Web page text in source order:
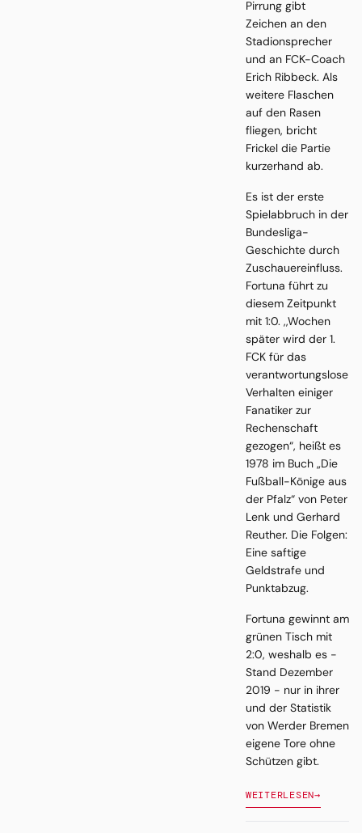
Pirrung gibt
Zeichen an den
Stadionsprecher
und an FCK-Coach
Erich Ribbeck. Als
weitere Flaschen
auf den Rasen
fliegen, bricht
Frickel die Partie
kurzerhand ab.
Es ist der erste
Spielabbruch in der
Bundesliga-
Geschichte durch
Zuschauereinfluss.
Fortuna führt zu
diesem Zeitpunkt
mit 1:0. ,,Wochen
später wird der 1.
FCK für das
verantwortungslose
Verhalten einiger
Fanatiker zur
Rechenschaft
gezogen“, heißt es
1978 im Buch „Die
Fußball-Könige aus
der Pfalz“ von Peter
Lenk und Gerhard
Reuther. Die Folgen:
Eine saftige
Geldstrafe und
Punktabzug.
Fortuna gewinnt am
grünen Tisch mit
2:0, weshalb es -
Stand Dezember
2019 - nur in ihrer
und der Statistik
von Werder Bremen
eigene Tore ohne
Schützen gibt.
WEITERLESEN→